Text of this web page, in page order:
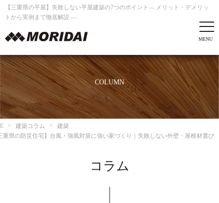
【三重県の平屋】失敗しない平屋建築の7つのポイント― メリット・デメリッ
トから実例まで徹底解説 ―
COLUMN
建築コラム
建築
重県の防災住宅】台風・強風対策に強い家づくり｜失敗しない外壁・屋根材選び
コラム